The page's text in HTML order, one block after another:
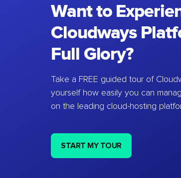
Want to
Cloudways
Full Glory?
Take a FREE guided tour of
yourself how easily you can
on the leading cloud-hosting
START MY TOUR